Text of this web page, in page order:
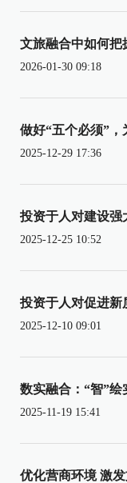
文旅融合中如何把
2026-01-30 09:18
做好“五个必须”
2025-12-29 17:36
投资于人对建设强
2025-12-25 10:52
投资于人对促进新
2025-12-10 09:01
数实融合：“智”绘
2025-11-19 15:41
优化营商环境 激